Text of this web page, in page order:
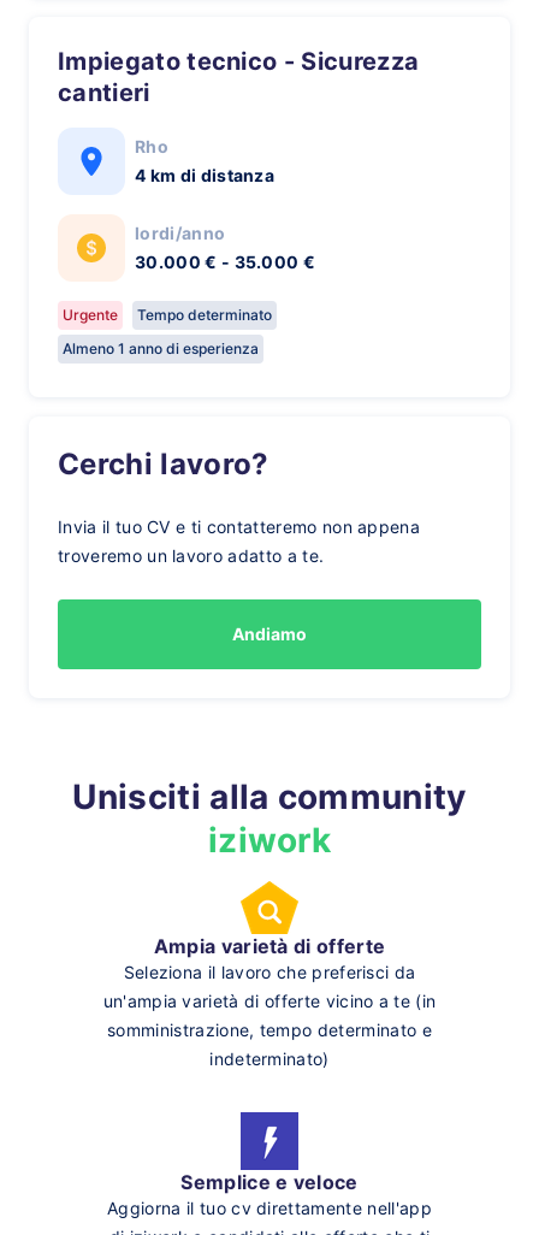
Impiegato tecnico - Sicurezza
cantieri
Rho
4 km di distanza
lordi/anno
30.000 € - 35.000 €
Urgente
Tempo determinato
Almeno 1 anno di esperienza
Cerchi lavoro?
Invia il tuo CV e ti contatteremo non appena
troveremo un lavoro adatto a te.
Andiamo
Unisciti alla community
iziwork
Ampia varietà di offerte
Seleziona il lavoro che preferisci da
un'ampia varietà di offerte vicino a te (in
somministrazione, tempo determinato e
indeterminato)
Semplice e veloce
Aggiorna il tuo cv direttamente nell'app